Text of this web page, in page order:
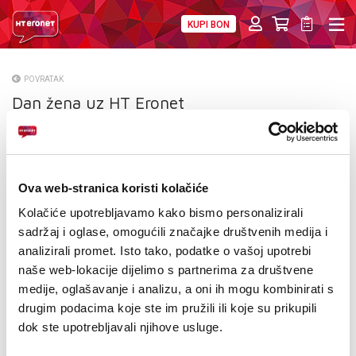
Ova web-stranica koristi kolačiće
Kolačiće upotrebljavamo kako bismo personalizirali
sadržaj i oglase, omogućili značajke društvenih medija i
analizirali promet. Isto tako, podatke o vašoj upotrebi
naše web-lokacije dijelimo s partnerima za društvene
medije, oglašavanje i analizu, a oni ih mogu kombinirati s
drugim podacima koje ste im pružili ili koje su prikupili
dok ste upotrebljavali njihove usluge.
KUPI BON
O NAMA
PRESS
VELEPRODAJA
KONTAKTI
MOJ PROFIL
E-RAČUN
POVRATAK
Dan žena uz HT Eronet